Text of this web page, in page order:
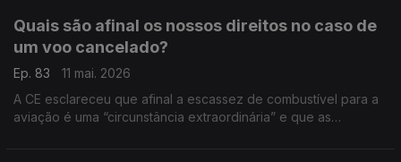
Quais são afinal os nossos direitos no caso de
um voo cancelado?
Ep. 83
11 mai. 2026
A CE esclareceu que afinal a escassez de combustível para a
aviação é uma “circunstância extraordinária” e que as